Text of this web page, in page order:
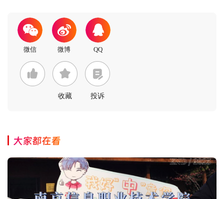
收藏 投诉
大家都在看